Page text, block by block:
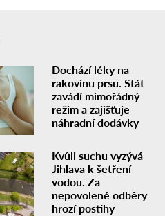
Dochází léky na
rakovinu prsu. Stát
zavádí mimořádný
režim a zajišťuje
náhradní dodávky
Kvůli suchu vyzývá
Jihlava k šetření
vodou. Za
nepovolené odběry
hrozí postihy